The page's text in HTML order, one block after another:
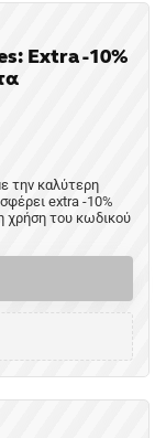
Extra -10%
την καλύτερη
extra -10%
χρήση του κωδικού